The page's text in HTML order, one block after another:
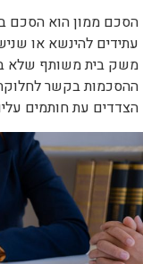
הסכם ממון הוא הסכם
עתידים להינשא או
משק בית משותף שלא
ההסכמות בקשר
הצדדים עת חותמים